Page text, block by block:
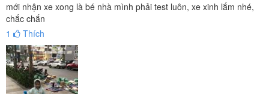
mới nhận xe xong là bé nhà mình phải test luôn, xe xinh lắm nhé,
chắc chắn
1
Thích